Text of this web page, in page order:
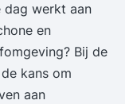
dag werkt aan
en
Bij de
kans om
aan